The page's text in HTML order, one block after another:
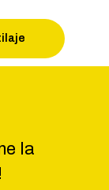
la
!